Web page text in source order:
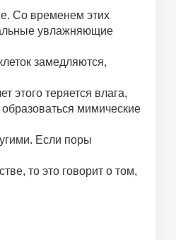
Со временем этих
увлажняющие
замедляются,
этого теряется влага,
мимические
Если поры
то это говорит о том,